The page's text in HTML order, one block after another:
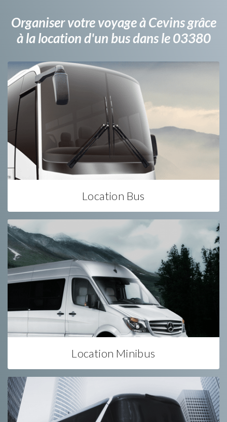
Organiser votre voyage à Cevins grâce
à la location d'un bus dans le 03380
Location Bus
Location Minibus